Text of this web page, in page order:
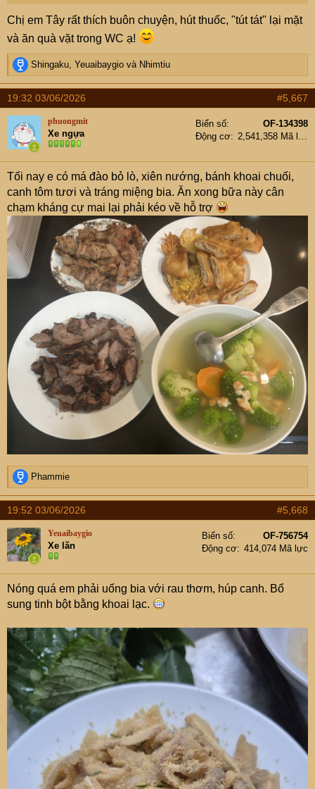
Chị em Tây rất thích buôn chuyện, hút thuốc, "tút tát" lại mặt
và ăn quà vặt trong WC ạ!
R
e
a
c
t
i
o
n
s
:
Shingaku, Yeuaibaygio và Nhimtiu
19:32 03/06/2026 #5,667
phuongmit
Xe ngựa
Biển số
OF-134398
Động cơ
2,541,358 Mã lực
Tối nay e có má đào bỏ lò, xiên nướng, bánh khoai chuối,
canh tôm tươi và tráng miệng bia. Ăn xong bữa này cân
chạm kháng cự mai lại phải kéo về hỗ trợ
R
e
a
c
t
i
o
n
s
:
Phammie
19:52 03/06/2026 #5,668
Yeuaibaygio
Xe lăn
Biển số
OF-756754
Động cơ
414,074 Mã lực
Nóng quá em phải uống bia với rau thơm, húp canh. Bổ
sung tinh bột bằng khoai lạc.